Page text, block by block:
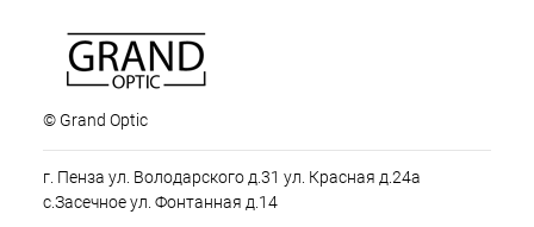
© Grand Optic
г. Пенза ул. Володарского д.31 ул. Красная д.24а
с.Засечное ул. Фонтанная д.14